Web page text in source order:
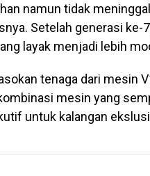
namun tidak
Setelah generasi ke-
layak menjadi lebih
tenaga dari mesin
mesin yang
untuk kalangan